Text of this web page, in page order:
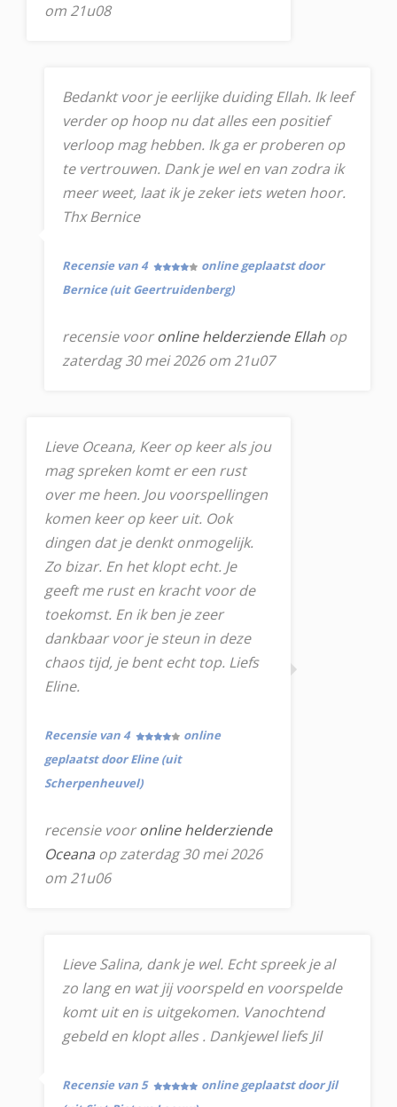
om 21u08
Bedankt voor je eerlijke duiding Ellah. Ik leef
verder op hoop nu dat alles een positief
verloop mag hebben. Ik ga er proberen op
te vertrouwen. Dank je wel en van zodra ik
meer weet, laat ik je zeker iets weten hoor.
Thx Bernice
Recensie van 4
online geplaatst door
Bernice (uit Geertruidenberg)
recensie vooronline helderziende Ellah op
zaterdag 30 mei 2026 om 21u07
Lieve Oceana, Keer op keer als jou
mag spreken komt er een rust
over me heen. Jou voorspellingen
komen keer op keer uit. Ook
dingen dat je denkt onmogelijk.
Zo bizar. En het klopt echt. Je
geeft me rust en kracht voor de
toekomst. En ik ben je zeer
dankbaar voor je steun in deze
chaos tijd, je bent echt top. Liefs
Eline.
Recensie van 4
online
geplaatst door Eline (uit
Scherpenheuvel)
recensie vooronline helderziende
Oceana op zaterdag 30 mei 2026
om 21u06
Lieve Salina, dank je wel. Echt spreek je al
zo lang en wat jij voorspeld en voorspelde
komt uit en is uitgekomen. Vanochtend
gebeld en klopt alles . Dankjewel liefs Jil
Recensie van 5
online geplaatst door Jil